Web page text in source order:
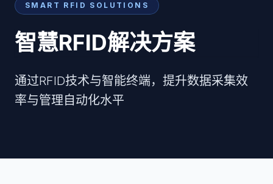
SMART RFID SOLUTIONS
智慧RFID解决方案
通过RFID技术与智能终端，提升数据采集效
率与管理自动化水平